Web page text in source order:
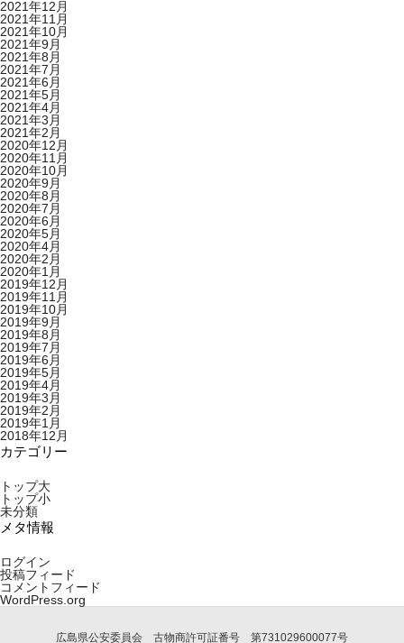
2021年12月
2021年11月
2021年10月
2021年9月
2021年8月
2021年7月
2021年6月
2021年5月
2021年4月
2021年3月
2021年2月
2020年12月
2020年11月
2020年10月
2020年9月
2020年8月
2020年7月
2020年6月
2020年5月
2020年4月
2020年2月
2020年1月
2019年12月
2019年11月
2019年10月
2019年9月
2019年8月
2019年7月
2019年6月
2019年5月
2019年4月
2019年3月
2019年2月
2019年1月
2018年12月
カテゴリー
トップ大
トップ小
未分類
メタ情報
ログイン
投稿フィード
コメントフィード
WordPress.org
広島県公安委員会 古物商許可証番号 第731029600077号